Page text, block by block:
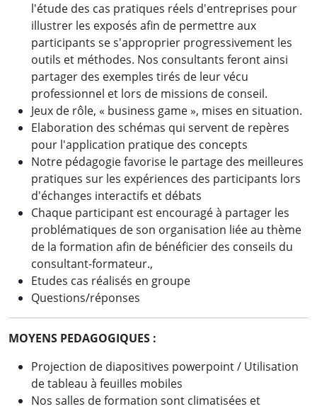
l'étude des cas pratiques réels d'entreprises pour
illustrer les exposés afin de permettre aux
participants se s'approprier progressivement les
outils et méthodes. Nos consultants feront ainsi
partager des exemples tirés de leur vécu
professionnel et lors de missions de conseil.
Jeux de rôle, « business game », mises en situation.
Elaboration des schémas qui servent de repères
pour l'application pratique des concepts
Notre pédagogie favorise le partage des meilleures
pratiques sur les expériences des participants lors
d'échanges interactifs et débats
Chaque participant est encouragé à partager les
problématiques de son organisation liée au thème
de la formation afin de bénéficier des conseils du
consultant-formateur.,
Etudes cas réalisés en groupe
Questions/réponses
MOYENS PEDAGOGIQUES :
Projection de diapositives powerpoint / Utilisation
de tableau à feuilles mobiles
Nos salles de formation sont climatisées et